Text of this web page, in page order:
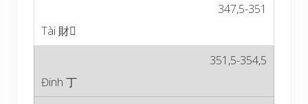
347,5-351
351,5-354,5